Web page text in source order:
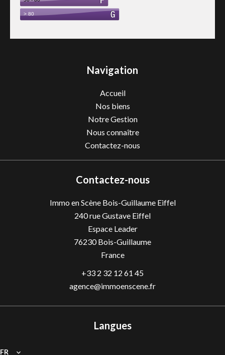
Navigation
Accueil
Nos biens
Notre Gestion
Nous connaître
Contactez-nous
Contactez-nous
Immo en Scène Bois-Guillaume Eiffel
240 rue Gustave Eiffel
Espace Leader
76230Bois-Guillaume
France
+33 2 32 12 61 45
agence@immoenscene.fr
Langues
FR